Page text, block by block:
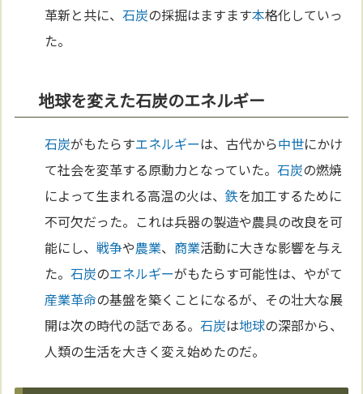
革新と共に、石炭の採掘はますます本格化していっ
た。
地球を変えた石炭のエネルギー
石炭がもたらすエネルギーは、古代から中世にかけ
て社会を変革する原動力となっていた。石炭の燃焼
によって生まれる高温の火は、鉄を加工するために
不可欠だった。これは兵器の製造や農具の改良を可
能にし、戦争や農業、 商業活動に大きな影響を与え
た。石炭のエネルギーがもたらす可能性は、やがて
産業革命の基盤を築くことになるが、その壮大な展
開は次の時代の話である。石炭は地球の深部から、
人類の生活を大きく変え始めたのだ。